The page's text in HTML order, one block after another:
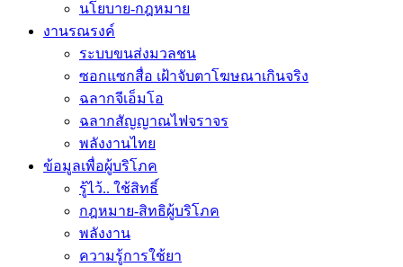
นโยบาย-กฎหมาย
งานรณรงค์
ระบบขนส่งมวลชน
ซอกแซกสื่อ เฝ้าจับตาโฆษณาเกินจริง
ฉลากจีเอ็มโอ
ฉลากสัญญาณไฟจราจร
พลังงานไทย
ข้อมูลเพื่อผู้บริโภค
รู้ไว้.. ใช้สิทธิ์
กฎหมาย-สิทธิผู้บริโภค
พลังงาน
ความรู้การใช้ยา